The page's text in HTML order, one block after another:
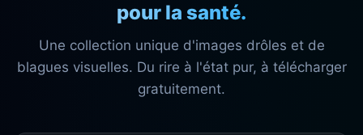
pour la santé.
Une collection unique d'images drôles et de
blagues visuelles. Du rire à l'état pur, à télécharger
gratuitement.